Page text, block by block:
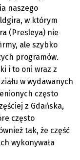
naszego
w którym
(Presleya) nie
ale szybko
programów.
i to oni wraz z
w wydawanych
często
z Gdańska,
często
tak, że część
wykonywała